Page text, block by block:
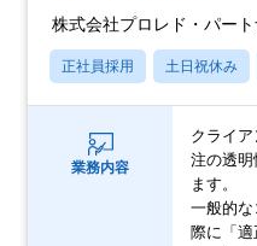
株式会社プロレド・パー
正社員採用 土日祝休み
業務内容
クライ
注の透明
ます。
一般的
際に「